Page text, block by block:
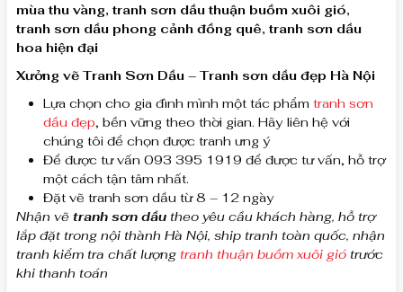
mùa thu vàng, tranh sơn dầu thuận buồm xuôi gió,
tranh sơn dầu phong cảnh đồng quê, tranh sơn dầu
hoa hiện đại
Xưởng vẽ Tranh Sơn Dầu – Tranh sơn dầu đẹp Hà Nội
Lựa chọn cho gia đình mình một tác phẩm tranh sơn
dầu đẹp, bền vững theo thời gian. Hãy liên hệ với
chúng tôi để chọn được tranh ưng ý
Để được tư vấn 093 395 1919 để được tư vấn, hỗ trợ
một cách tận tâm nhất.
Đặt vẽ tranh sơn dầu từ 8 – 12 ngày
Nhận vẽ tranh sơn dầu theo yêu cầu khách hàng, hỗ trợ
lắp đặt trong nội thành Hà Nội, ship tranh toàn quốc, nhận
tranh kiểm tra chất lượng tranh thuận buồm xuôi gió trước
khi thanh toán